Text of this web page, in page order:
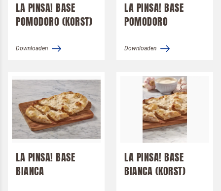
LA PINSA! BASE
POMODORO (KORST)
Downloaden
LA PINSA! BASE
POMODORO
Downloaden
LA PINSA! BASE
BIANCA
LA PINSA! BASE
BIANCA (KORST)